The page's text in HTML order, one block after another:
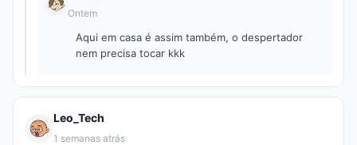
Ontem
Aqui em casa é assim também, o despertador
nem precisa tocar kkk
Leo_Tech
1 semanas atrás